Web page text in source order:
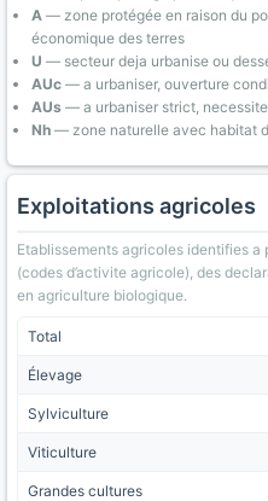
A — zone protégée en raison du
économique des terres
U — secteur deja urbanise ou
AUc — a urbaniser, ouverture
AUs — a urbaniser strict,
Nh — zone naturelle avec habitat
Exploitations agricoles
Etablissements agricoles identifies
(codes d’activite agricole), des
en agriculture biologique.
Total
Élevage
Sylviculture
Viticulture
Grandes cultures